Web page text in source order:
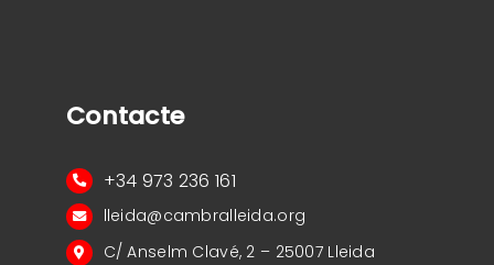
Contacte
+34 973 236 161
lleida@cambralleida.org
C/ Anselm Clavé, 2 – 25007 Lleida